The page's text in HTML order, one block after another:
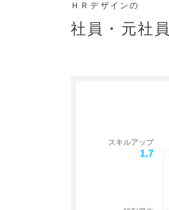
ＨＲデザインの
社員・元社
スキルアップ
1.7